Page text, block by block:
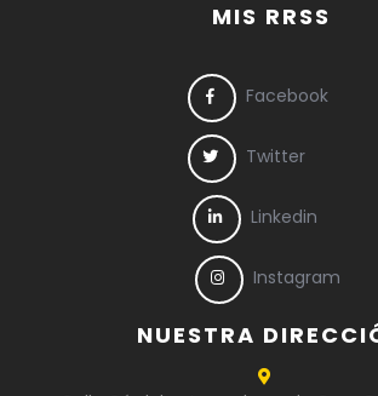
MIS RRSS
Facebook
Twitter
Linkedin
Instagram
NUESTRA